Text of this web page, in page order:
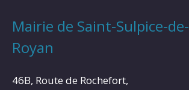
Mairie de Saint-Sulpice-de-
Royan
46B, Route de Rochefort,